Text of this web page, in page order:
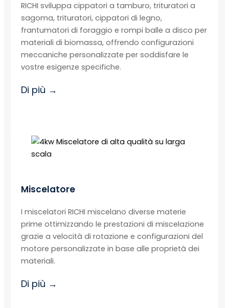
RICHI sviluppa cippatori a tamburo, trituratori a
sagoma, trituratori, cippatori di legno,
frantumatori di foraggio e rompi balle a disco per
materiali di biomassa, offrendo configurazioni
meccaniche personalizzate per soddisfare le
vostre esigenze specifiche.
Di più →
Miscelatore
I miscelatori RICHI miscelano diverse materie
prime ottimizzando le prestazioni di miscelazione
grazie a velocità di rotazione e configurazioni del
motore personalizzate in base alle proprietà dei
materiali.
Di più →